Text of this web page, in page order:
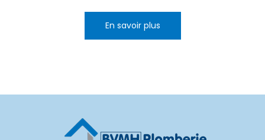
En savoir plus